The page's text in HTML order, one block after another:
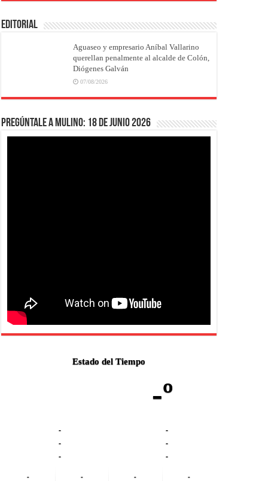
EDITORIAL
Aguaseo y empresario Aníbal Vallarino
querellan penalmente al alcalde de Colón,
Diógenes Galván
07/08/2026
Pregúntale a Mulino: 18 de junio 2026
Estado del Tiempo
-º
-
-
-
-
-
-
-
-
-
-